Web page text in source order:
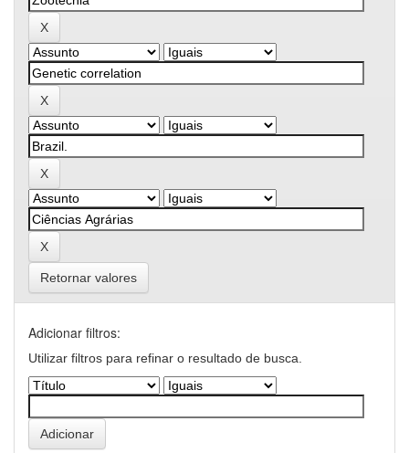
Retornar valores
Adicionar filtros:
Utilizar filtros para refinar o resultado de busca.